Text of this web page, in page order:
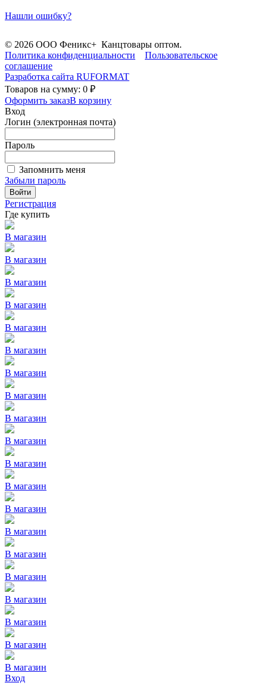
Нашли ошибку?
© 2026 ООО Феникс+ Канцтовары оптом.
Политика конфиденциальности
Пользовательское
соглашение
Разработка сайта RUFORMAT
Товаров на сумму: 0 ₽
Оформить заказВ корзину
Вход
Логин (электронная почта)
Пароль
Запомнить меня
Забыли пароль
Войти
Регистрация
Где купить
В магазин
В магазин
В магазин
В магазин
В магазин
В магазин
В магазин
В магазин
В магазин
В магазин
В магазин
В магазин
В магазин
В магазин
В магазин
В магазин
В магазин
В магазин
В магазин
В магазин
Вход